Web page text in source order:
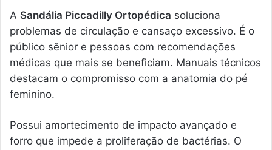
A Sandália Piccadilly Ortopédica soluciona
problemas de circulação e cansaço excessivo. É o
público sênior e pessoas com recomendações
médicas que mais se beneficiam. Manuais técnicos
destacam o compromisso com a anatomia do pé
feminino.
Possui amortecimento de impacto avançado e
forro que impede a proliferação de bactérias. O